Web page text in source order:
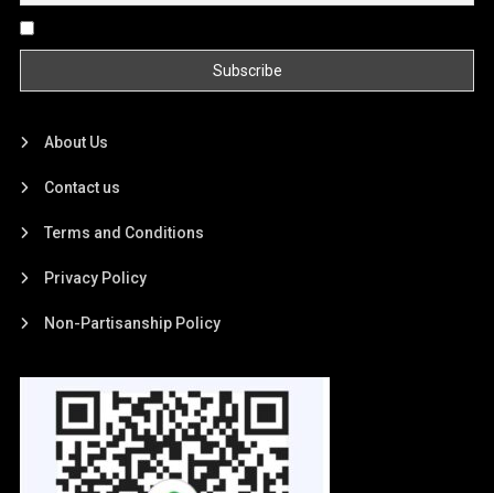
About Us
Contact us
Terms and Conditions
Privacy Policy
Non-Partisanship Policy